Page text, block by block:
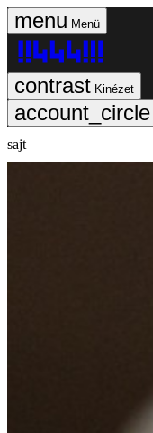
Menü
Kinézet
sajt